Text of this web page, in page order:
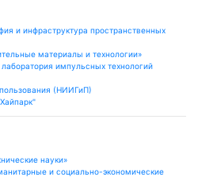
и инфраструктура пространственных
материалы и технологии»
импульсных технологий
(НИИГиП)
науки»
и социально-экономические